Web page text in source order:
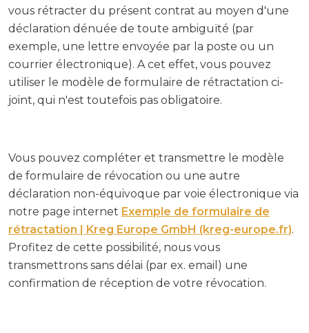
vous rétracter du présent contrat au moyen d'une
déclaration dénuée de toute ambiguïté (par
exemple, une lettre envoyée par la poste ou un
courrier électronique). A cet effet, vous pouvez
utiliser le modèle de formulaire de rétractation ci-
joint, qui n'est toutefois pas obligatoire.
Vous pouvez compléter et transmettre le modèle
de formulaire de révocation ou une autre
déclaration non-équivoque par voie électronique via
notre page internet Exemple de formulaire de
rétractation | Kreg Europe GmbH (kreg-europe.fr).
Profitez de cette possibilité, nous vous
transmettrons sans délai (par ex. email) une
confirmation de réception de votre révocation.